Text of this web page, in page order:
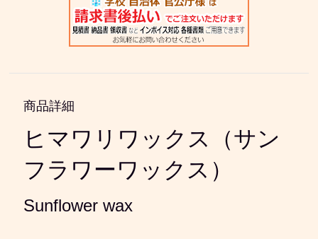
商品詳細
ヒマワリワックス（サン
フラワーワックス）
Sunflower wax